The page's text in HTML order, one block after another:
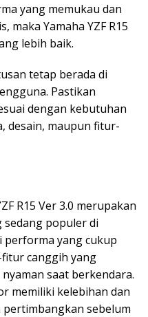
yang memukau dan
maka Yamaha YZF R15
lebih baik.
tetap berada di
Pastikan
dengan kebutuhan
desain, maupun fitur-
R15 Ver 3.0 merupakan
populer di
performa yang cukup
canggih yang
saat berkendara.
memiliki kelebihan dan
sebelum